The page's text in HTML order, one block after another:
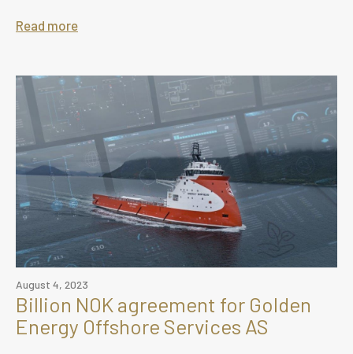
Read more
August 4, 2023
Billion NOK agreement for Golden
Energy Offshore Services AS